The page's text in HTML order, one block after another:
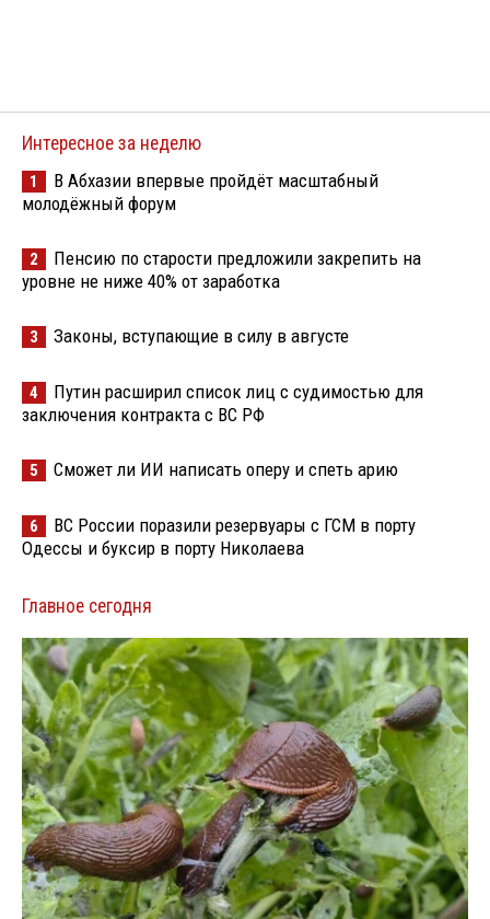
Интересное за неделю
1
В Абхазии впервые пройдёт масштабный
молодёжный форум
2
Пенсию по старости предложили закрепить на
уровне не ниже 40% от заработка
3 Законы, вступающие в силу в августе
4
Путин расширил список лиц с судимостью для
заключения контракта с ВС РФ
5 Сможет ли ИИ написать оперу и спеть арию
6
ВС России поразили резервуары с ГСМ в порту
Одессы и буксир в порту Николаева
Главное сегодня